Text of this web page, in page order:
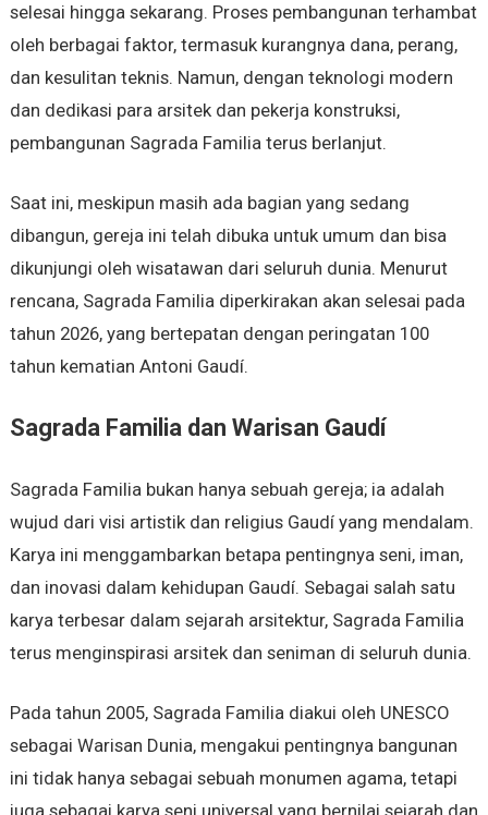
selesai hingga sekarang. Proses pembangunan terhambat
oleh berbagai faktor, termasuk kurangnya dana, perang,
dan kesulitan teknis. Namun, dengan teknologi modern
dan dedikasi para arsitek dan pekerja konstruksi,
pembangunan Sagrada Familia terus berlanjut.
Saat ini, meskipun masih ada bagian yang sedang
dibangun, gereja ini telah dibuka untuk umum dan bisa
dikunjungi oleh wisatawan dari seluruh dunia. Menurut
rencana, Sagrada Familia diperkirakan akan selesai pada
tahun 2026, yang bertepatan dengan peringatan 100
tahun kematian Antoni Gaudí.
Sagrada Familia dan Warisan Gaudí
Sagrada Familia bukan hanya sebuah gereja; ia adalah
wujud dari visi artistik dan religius Gaudí yang mendalam.
Karya ini menggambarkan betapa pentingnya seni, iman,
dan inovasi dalam kehidupan Gaudí. Sebagai salah satu
karya terbesar dalam sejarah arsitektur, Sagrada Familia
terus menginspirasi arsitek dan seniman di seluruh dunia.
Pada tahun 2005, Sagrada Familia diakui oleh UNESCO
sebagai Warisan Dunia, mengakui pentingnya bangunan
ini tidak hanya sebagai sebuah monumen agama, tetapi